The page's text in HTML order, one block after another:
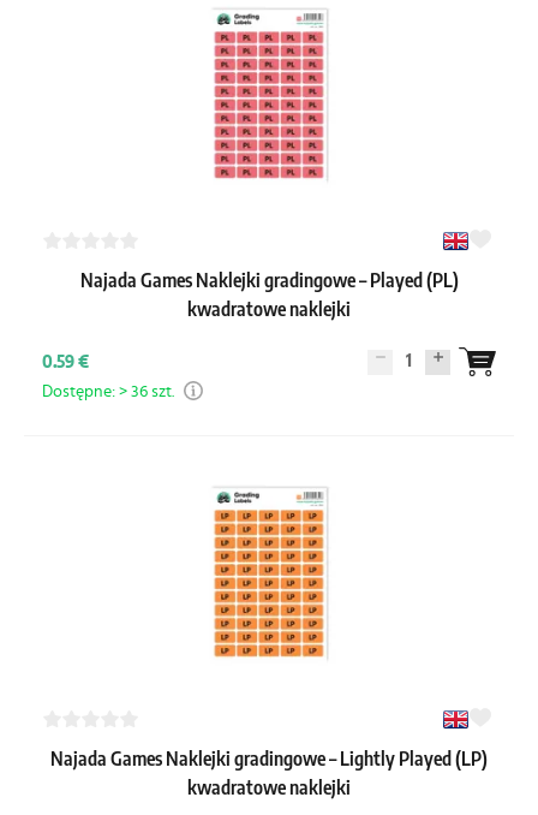
Najada Games Naklejki gradingowe – Played (PL)
kwadratowe naklejki
0.59 € 1
Dostępne: > 36 szt.
Najada Games Naklejki gradingowe – Lightly Played (LP)
kwadratowe naklejki